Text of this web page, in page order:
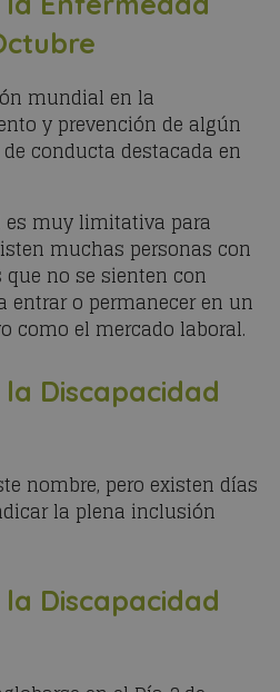
mundial en la
y prevención de algún
conducta destacada en
es muy limitativa para
muchas personas con
no se sienten con
entrar o permanecer en un
como el mercado laboral.
Discapacidad
nombre, pero existen días
la plena inclusión
Discapacidad